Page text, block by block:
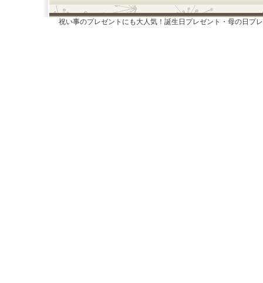
祝い事のプレゼントにも大人気！誕生日プレゼント・母の日プ